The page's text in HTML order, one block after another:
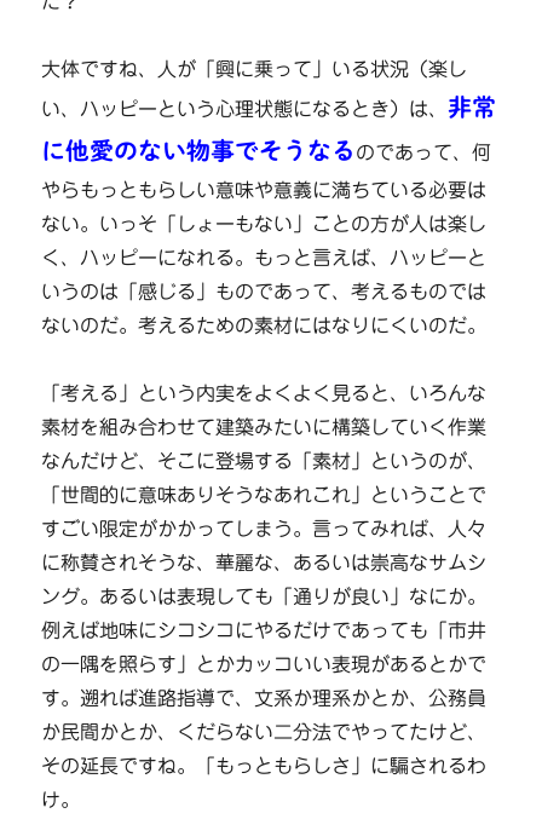
大体ですね、人が「興に乗って」いる状況（楽し
い、ハッピーという心理状態になるとき）は、非常
に他愛のない物事でそうなる のであって、何
やらもっともらしい意味や意義に満ちている必要は
ない。いっそ「しょーもない」ことの方が人は楽し
く、ハッピーになれる。もっと言えば、ハッピーと
いうのは「感じる」ものであって、考えるものでは
ないのだ。考えるための素材にはなりにくいのだ。
「考える」という内実をよくよく見ると、いろんな
素材を組み合わせて建築みたいに構築していく作業
なんだけど、そこに登場する「素材」というのが、
「世間的に意味ありそうなあれこれ」ということで
すごい限定がかかってしまう。言ってみれば、人々
に称賛されそうな、華麗な、あるいは崇高なサムシ
ング。あるいは表現しても「通りが良い」なにか。
例えば地味にシコシコにやるだけであっても「市井
の一隅を照らす」とかカッコいい表現があるとかで
す。遡れば進路指導で、文系か理系かとか、公務員
か民間かとか、くだらない二分法でやってたけど、
その延長ですね。「もっともらしさ」に騙されるわ
け。